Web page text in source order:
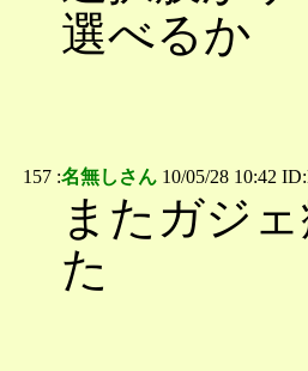
選べるか
157 :名無しさん 10/05/28 10:42
またガジ
た